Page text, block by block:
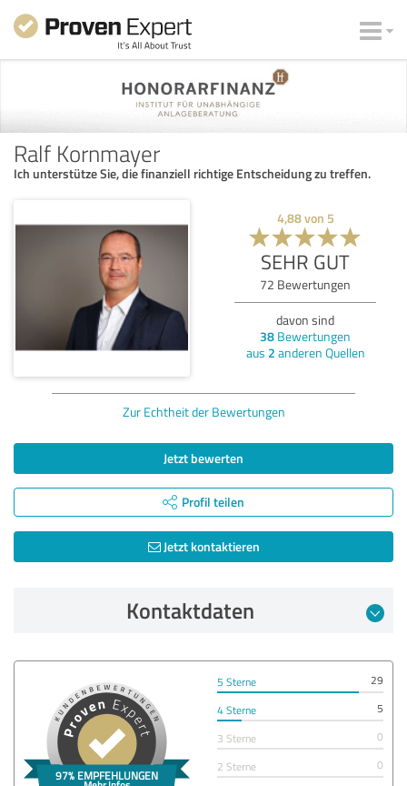
Ralf Kornmayer
Ich unterstütze Sie, die finanziell richtige Entscheidung zu treffen.
4,88von 5
SEHR GUT
72 Bewertungen
davon sind
38 Bewertungen
aus 2 anderen Quellen
Zur Echtheit der Bewertungen
Jetzt bewerten
Profil teilen
Jetzt kontaktieren
Kontaktdaten
5 Sterne
29
4 Sterne
5
3 Sterne
0
2 Sterne
0